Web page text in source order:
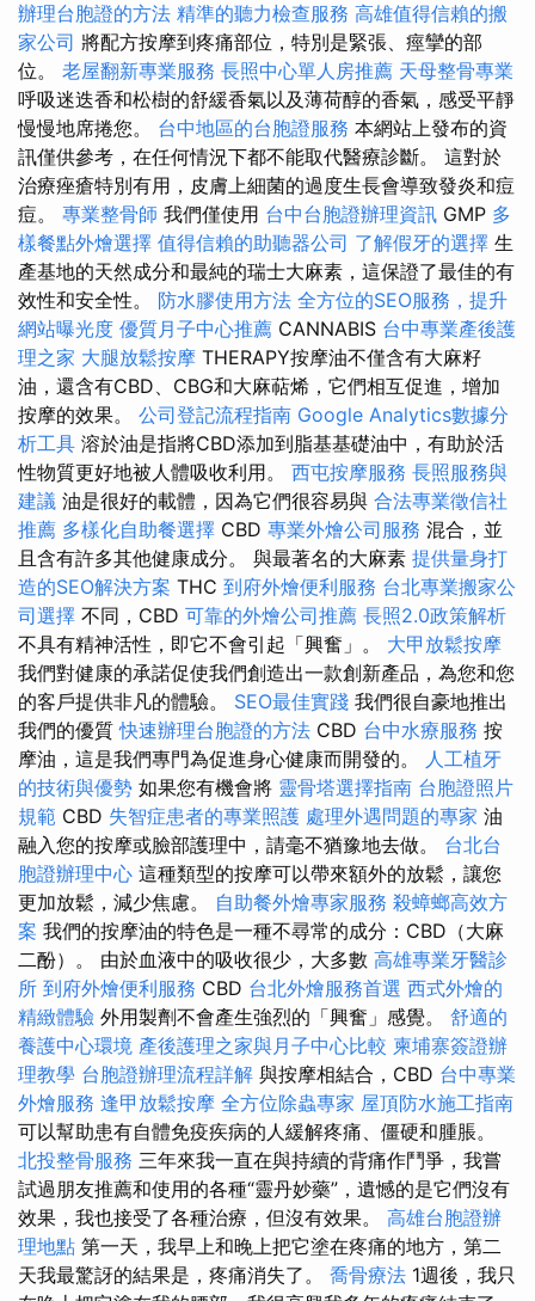
辦理台胞證的方法 精準的聽力檢查服務 高雄值得信賴的搬
家公司 將配方按摩到疼痛部位，特別是緊張、痙攣的部
位。 老屋翻新專業服務 長照中心單人房推薦 天母整骨專業
呼吸迷迭香和松樹的舒緩香氣以及薄荷醇的香氣，感受平靜
慢慢地席捲您。 台中地區的台胞證服務 本網站上發布的資
訊僅供參考，在任何情況下都不能取代醫療診斷。 這對於
治療痤瘡特別有用，皮膚上細菌的過度生長會導致發炎和痘
痘。 專業整骨師 我們僅使用 台中台胞證辦理資訊 GMP 多
樣餐點外燴選擇 值得信賴的助聽器公司 了解假牙的選擇 生
產基地的天然成分和最純的瑞士大麻素，這保證了最佳的有
效性和安全性。 防水膠使用方法 全方位的SEO服務，提升
網站曝光度 優質月子中心推薦 CANNABIS 台中專業產後護
理之家 大腿放鬆按摩 THERAPY按摩油不僅含有大麻籽
油，還含有CBD、CBG和大麻萜烯，它們相互促進，增加
按摩的效果。 公司登記流程指南 Google Analytics數據分
析工具 溶於油是指將CBD添加到脂基基礎油中，有助於活
性物質更好地被人體吸收利用。 西屯按摩服務 長照服務與
建議 油是很好的載體，因為它們很容易與 合法專業徵信社
推薦 多樣化自助餐選擇 CBD 專業外燴公司服務 混合，並
且含有許多其他健康成分。 與最著名的大麻素 提供量身打
造的SEO解決方案 THC 到府外燴便利服務 台北專業搬家公
司選擇 不同，CBD 可靠的外燴公司推薦 長照2.0政策解析
不具有精神活性，即它不會引起「興奮」。 大甲放鬆按摩
我們對健康的承諾促使我們創造出一款創新產品，為您和您
的客戶提供非凡的體驗。 SEO最佳實踐 我們很自豪地推出
我們的優質快速辦理台胞證的方法 CBD 台中水療服務 按
摩油，這是我們專門為促進身心健康而開發的。 人工植牙
的技術與優勢 如果您有機會將 靈骨塔選擇指南 台胞證照片
規範 CBD 失智症患者的專業照護 處理外遇問題的專家 油
融入您的按摩或臉部護理中，請毫不猶豫地去做。 台北台
胞證辦理中心 這種類型的按摩可以帶來額外的放鬆，讓您
更加放鬆，減少焦慮。 自助餐外燴專家服務 殺蟑螂高效方
案 我們的按摩油的特色是一種不尋常的成分：CBD（大麻
二酚）。 由於血液中的吸收很少，大多數 高雄專業牙醫診
所 到府外燴便利服務 CBD 台北外燴服務首選 西式外燴的
精緻體驗 外用製劑不會產生強烈的「興奮」感覺。 舒適的
養護中心環境 產後護理之家與月子中心比較 柬埔寨簽證辦
理教學 台胞證辦理流程詳解 與按摩相結合，CBD 台中專業
外燴服務 逢甲放鬆按摩 全方位除蟲專家 屋頂防水施工指南
可以幫助患有自體免疫疾病的人緩解疼痛、僵硬和腫脹。
北投整骨服務 三年來我一直在與持續的背痛作鬥爭，我嘗
試過朋友推薦和使用的各種“靈丹妙藥”，遺憾的是它們沒有
效果，我也接受了各種治療，但沒有效果。 高雄台胞證辦
理地點 第一天，我早上和晚上把它塗在疼痛的地方，第二
天我最驚訝的結果是，疼痛消失了。 喬骨療法 1週後，我只